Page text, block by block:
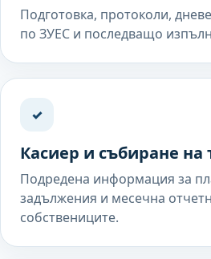
Подготовка, протоколи,
по ЗУЕС и последващо
✓
Касиер и събиране на
Подредена информация за
задължения и месечна
собствениците.